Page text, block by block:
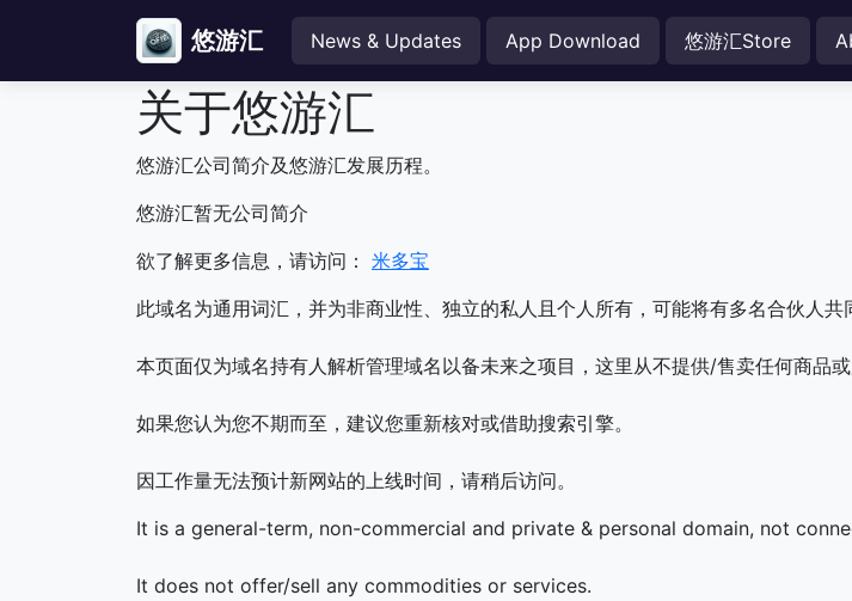
悠游汇 News & Updates App Download 悠游汇Store
关于悠游汇
悠游汇公司简介及悠游汇发展历程。
悠游汇暂无公司简介
欲了解更多信息，请访问： 米多宝
此域名为通用词汇，并为非商业性、独立的私人且个人所有，可能将有多名合伙人共
本页面仅为域名持有人解析管理域名以备未来之项目，这里从不提供/售卖任何商品或
如果您认为您不期而至，建议您重新核对或借助搜索引擎。
因工作量无法预计新网站的上线时间，请稍后访问。
It is a general-term, non-commercial and private & personal domain, not
It does not offer/sell any commodities or services.